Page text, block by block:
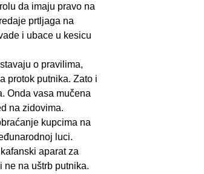
da imaju pravo na
prtljaga na
i ubace u kesicu
o pravilima,
protok putnika. Zato i
Onda vasa mučena
na zidovima.
kupcima na
luci.
aparat za
ne na uštrb putnika.